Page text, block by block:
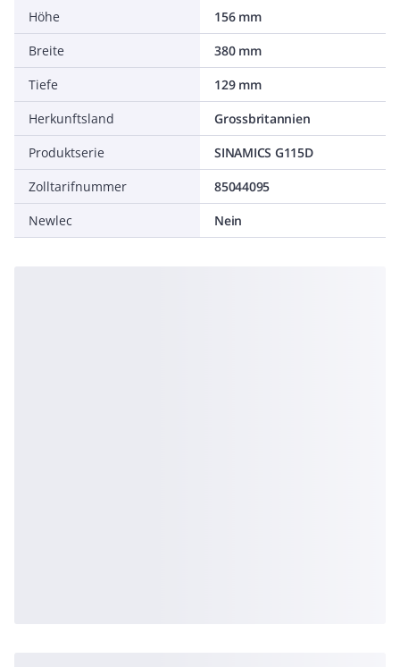
Höhe
156 mm
Breite
380 mm
Tiefe
129 mm
Herkunftsland
Grossbritannien
Produktserie
SINAMICS G115D
Zolltarifnummer
85044095
Newlec
Nein